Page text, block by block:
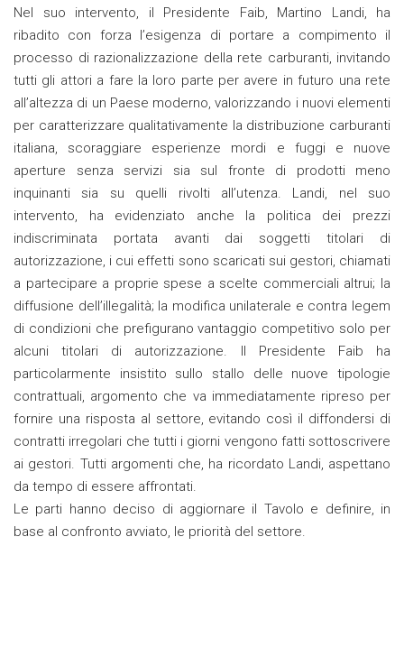
Nel suo intervento, il Presidente Faib, Martino Landi, ha
ribadito con forza l’esigenza di portare a compimento il
processo di razionalizzazione della rete carburanti, invitando
tutti gli attori a fare la loro parte per avere in futuro una rete
all’altezza di un Paese moderno, valorizzando i nuovi elementi
per caratterizzare qualitativamente la distribuzione carburanti
italiana, scoraggiare esperienze mordi e fuggi e nuove
aperture senza servizi sia sul fronte di prodotti meno
inquinanti sia su quelli rivolti all’utenza. Landi, nel suo
intervento, ha evidenziato anche la politica dei prezzi
indiscriminata portata avanti dai soggetti titolari di
autorizzazione, i cui effetti sono scaricati sui gestori, chiamati
a partecipare a proprie spese a scelte commerciali altrui; la
diffusione dell’illegalità; la modifica unilaterale e contra legem
di condizioni che prefigurano vantaggio competitivo solo per
alcuni titolari di autorizzazione. Il Presidente Faib ha
particolarmente insistito sullo stallo delle nuove tipologie
contrattuali, argomento che va immediatamente ripreso per
fornire una risposta al settore, evitando così il diffondersi di
contratti irregolari che tutti i giorni vengono fatti sottoscrivere
ai gestori. Tutti argomenti che, ha ricordato Landi, aspettano
da tempo di essere affrontati.
Le parti hanno deciso di aggiornare il Tavolo e definire, in
base al confronto avviato, le priorità del settore.